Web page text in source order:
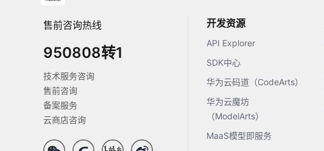
售前咨询热线
950808转1
技术服务咨询
售前咨询
备案服务
云商店咨询
开发资源
API Explorer
SDK中心
华为云码道（CodeArts）
华为云魔坊
（ModelArts）
MaaS模型即服务